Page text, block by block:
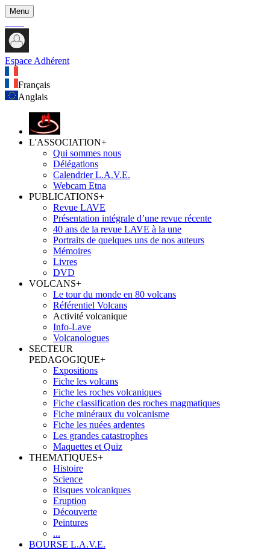
Menu
Espace Adhérent
Français
Anglais
L'ASSOCIATION+
Qui sommes nous
Délégations
Calendrier L.A.V.E.
Webcam Etna
PUBLICATIONS+
Revue LAVE
Présentation intégrale d’une revue récente
40 ans de la revue LAVE à la une
Portraits de quelques uns de nos auteurs
Mémoires
Livres
DVD
VOLCANS+
Le tour du monde en 80 volcans
Référentiel Volcans
Activité volcanique
Info-Lave
Volcanologues
SECTEUR
PEDAGOGIQUE+
Expositions
Fiche les volcans
Fiche les roches volcaniques
Fiche classification des roches magmatiques
Fiche minéraux du volcanisme
Fiche les nuées ardentes
Les grandes catastrophes
Maquettes et Quiz
THEMATIQUES+
Histoire
Science
Risques volcaniques
Eruption
Découverte
Peintures
...
BOURSE L.A.V.E.